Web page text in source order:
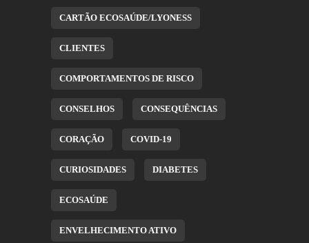
CARTÃO ECOSAÚDE/LYONESS
CLIENTES
COMPORTAMENTOS DE RISCO
CONSELHOS CONSEQUÊNCIAS
CORAÇÃO COVID-19
CURIOSIDADES DIABETES
ECOSAÚDE
ENVELHECIMENTO ATIVO